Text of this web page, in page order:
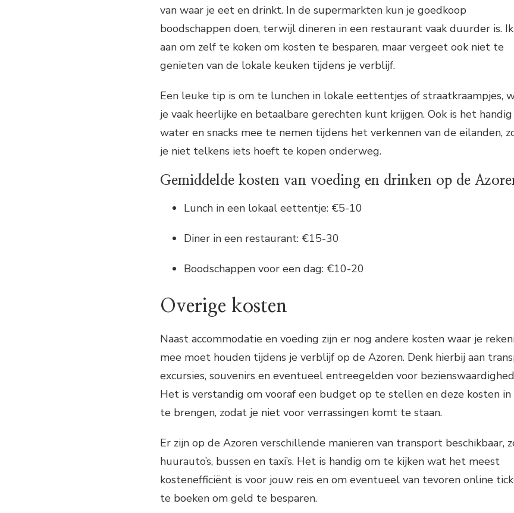
van waar je eet en drinkt. In de supermarkten kun je goedkoop
boodschappen doen, terwijl dineren in een restaurant vaak duurder is.
aan om zelf te koken om kosten te besparen, maar vergeet ook niet te
genieten van de lokale keuken tijdens je verblijf.
Een leuke tip is om te lunchen in lokale eettentjes of straatkraampjes,
je vaak heerlijke en betaalbare gerechten kunt krijgen. Ook is het
water en snacks mee te nemen tijdens het verkennen van de eilanden,
je niet telkens iets hoeft te kopen onderweg.
Gemiddelde kosten van voeding en drinken op de
Lunch in een lokaal eettentje: €5-10
Diner in een restaurant: €15-30
Boodschappen voor een dag: €10-20
Overige kosten
Naast accommodatie en voeding zijn er nog andere kosten waar je
mee moet houden tijdens je verblijf op de Azoren. Denk hierbij aan
excursies, souvenirs en eventueel entreegelden voor
Het is verstandig om vooraf een budget op te stellen en deze kosten in
te brengen, zodat je niet voor verrassingen komt te staan.
Er zijn op de Azoren verschillende manieren van transport beschikbaar,
huurauto’s, bussen en taxi’s. Het is handig om te kijken wat het meest
kostenefficiënt is voor jouw reis en om eventueel van tevoren online
te boeken om geld te besparen.